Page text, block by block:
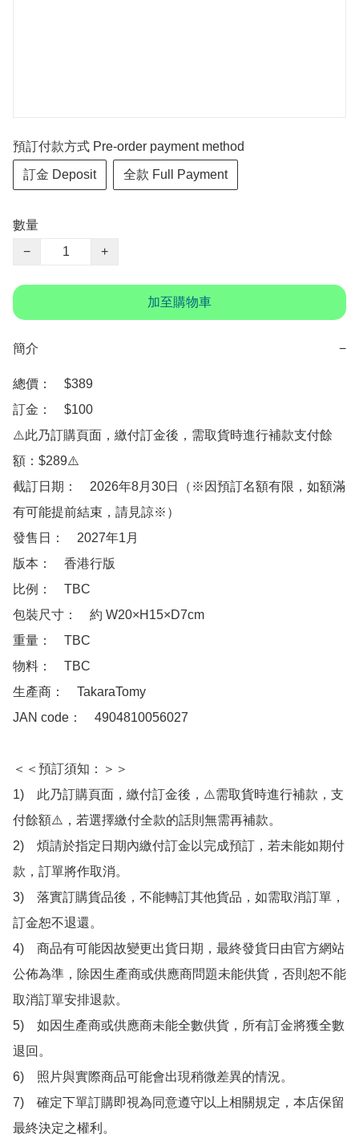
預訂付款方式 Pre-order payment method
訂金 Deposit 全款 Full Payment
數量
−
+
加至購物車
簡介 −
總價：　$389
訂金：　$100
⚠️此乃訂購頁面，繳付訂金後，需取貨時進行補款支付餘
額：$289⚠️
截訂日期：　2026年8月30日（※因預訂名額有限，如額滿
有可能提前結束，請見諒※）
發售日：　2027年1月
版本：　香港行版
比例：　TBC
包裝尺寸：　約 W20×H15×D7cm
重量：　TBC
物料：　TBC
生產商：　TakaraTomy
JAN code：　4904810056027
＜＜預訂須知：＞＞
1)　此乃訂購頁面，繳付訂金後，⚠️需取貨時進行補款，支
付餘額⚠️，若選擇繳付全款的話則無需再補款。
2)　煩請於指定日期內繳付訂金以完成預訂，若未能如期付
款，訂單將作取消。
3)　落實訂購貨品後，不能轉訂其他貨品，如需取消訂單，
訂金恕不退還。
4)　商品有可能因故變更出貨日期，最終發貨日由官方網站
公佈為準，除因生產商或供應商問題未能供貨，否則恕不能
取消訂單安排退款。
5)　如因生產商或供應商未能全數供貨，所有訂金將獲全數
退回。
6)　照片與實際商品可能會出現稍微差異的情況。
7)　確定下單訂購即視為同意遵守以上相關規定，本店保留
最終決定之權利。